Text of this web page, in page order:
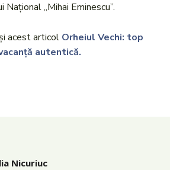
„Mihai Eminescu”.
acest articol Orheiul Vechi: top
autentică.
Nicuriuc